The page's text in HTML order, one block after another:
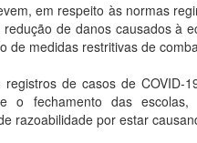
em respeito às normas
de danos causados à
de medidas restritivas de
registros de casos de
o fechamento das
razoabilidade por estar